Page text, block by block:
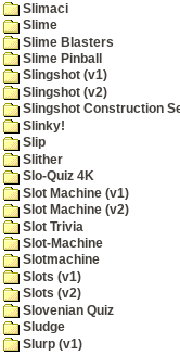
Slimaci
Slime
Slime Blasters
Slime Pinball
Slingshot (v1)
Slingshot (v2)
Slingshot Construction
Slinky!
Slip
Slither
Slo-Quiz 4K
Slot Machine (v1)
Slot Machine (v2)
Slot Trivia
Slot-Machine
Slotmachine
Slots (v1)
Slots (v2)
Slovenian Quiz
Sludge
Slurp (v1)